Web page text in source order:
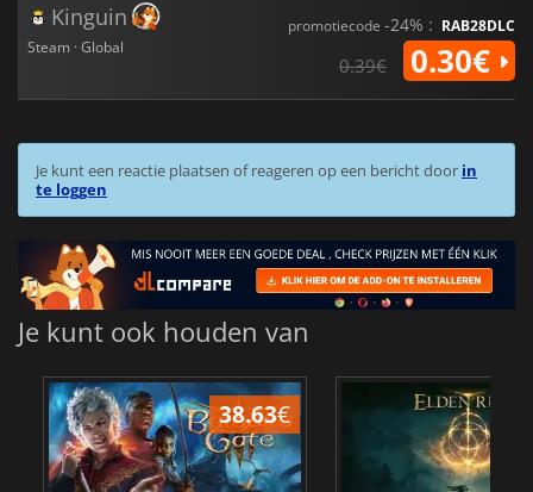
Kinguin
Steam · Global
promotiecode -24% : RAB28DLC
0.39€ 0.30€
Je kunt een reactie plaatsen of reageren op een bericht door in
te loggen
Je kunt ook houden van
38.63€